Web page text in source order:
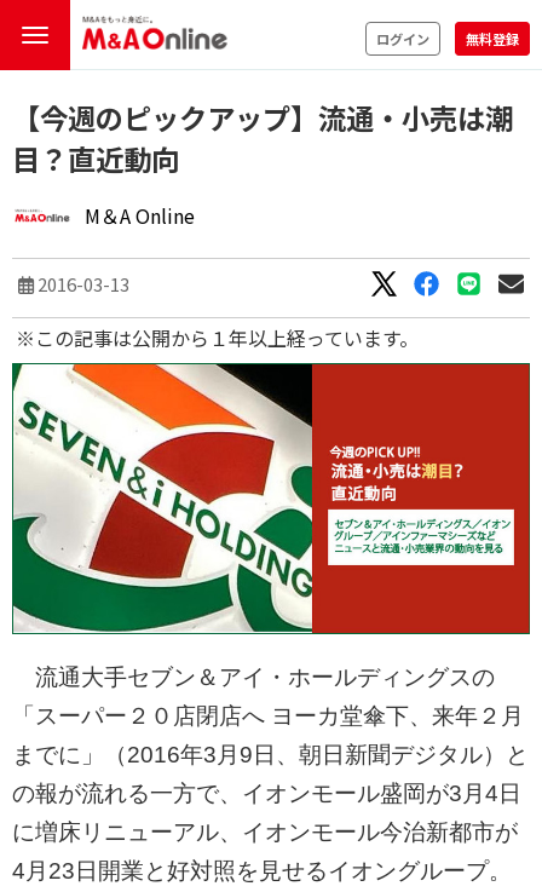
ログイン 無料登録
【今週のピックアップ】流通・小売は潮
目？直近動向
M＆A Online
2016-03-13
※この記事は公開から１年以上経っています。
流通大手セブン＆アイ・ホールディングスの
「スーパー２０店閉店へ ヨーカ堂傘下、来年２月
までに」（2016年3月9日、朝日新聞デジタル）と
の報が流れる一方で、イオンモール盛岡が3月4日
に増床リニューアル、イオンモール今治新都市が
4月23日開業と好対照を見せるイオングループ。